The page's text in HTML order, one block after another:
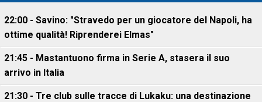
22:00 - Savino: "Stravedo per un giocatore del Napoli, ha
ottime qualità! Riprenderei Elmas"
21:45 - Mastantuono firma in Serie A, stasera il suo
arrivo in Italia
21:30 - Tre club sulle tracce di Lukaku: una destinazione